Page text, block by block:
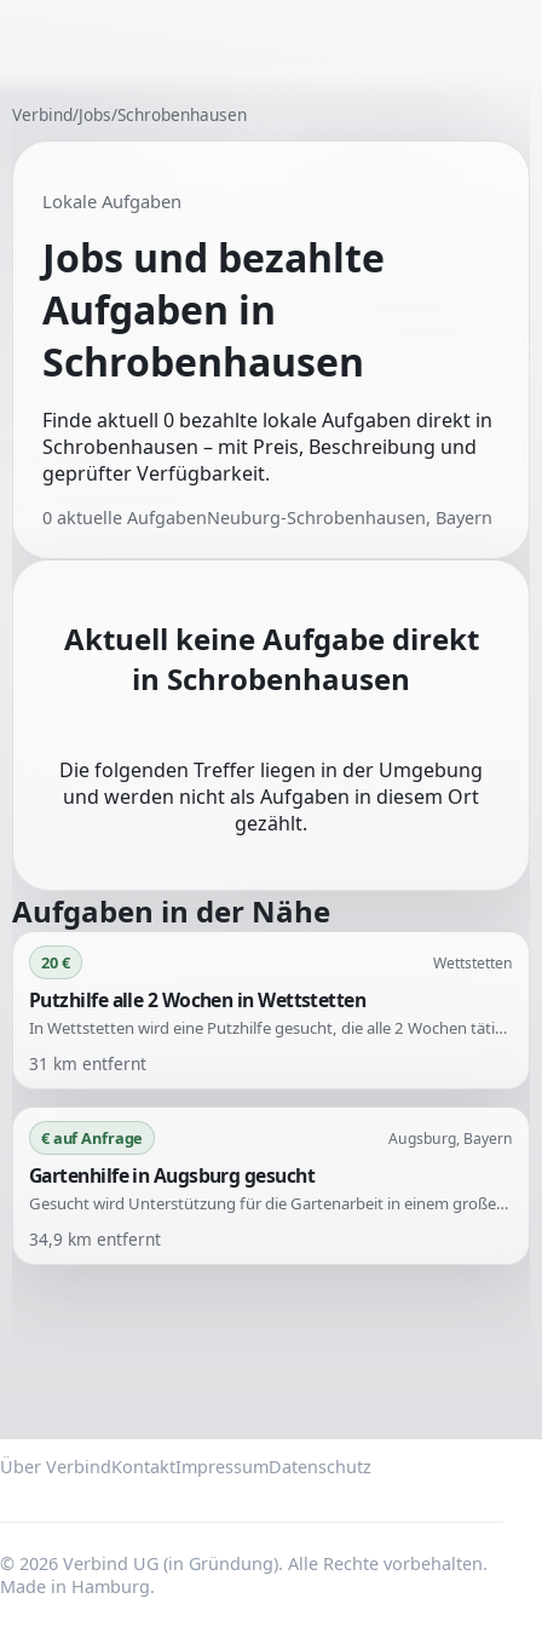
Verbind/Jobs/Schrobenhausen
Lokale Aufgaben
Jobs und bezahlte
Aufgaben in
Schrobenhausen
Finde aktuell 0 bezahlte lokale Aufgaben direkt in
Schrobenhausen – mit Preis, Beschreibung und
geprüfter Verfügbarkeit.
0 aktuelle AufgabenNeuburg-Schrobenhausen, Bayern
Aktuell keine Aufgabe direkt
in Schrobenhausen
Die folgenden Treffer liegen in der Umgebung
und werden nicht als Aufgaben in diesem Ort
gezählt.
Aufgaben in der Nähe
20 € Wettstetten
Putzhilfe alle 2 Wochen in Wettstetten
In Wettstetten wird eine Putzhilfe gesucht, die alle 2 Wochen tätig werden kann.
31 km entfernt
€ auf Anfrage Augsburg, Bayern
Gartenhilfe in Augsburg gesucht
Gesucht wird Unterstützung für die Gartenarbeit in einem großen Schrebergarten in Augsburg. Der Garten ist stark verwuchert, und es sind verschiedene Arbeiten notwendig, um eine Grundlage für zukünftige Pflege zu schaffen.
34,9 km entfernt
Über VerbindKontaktImpressumDatenschutz
© 2026 Verbind UG (in Gründung). Alle Rechte vorbehalten.
Made in Hamburg.